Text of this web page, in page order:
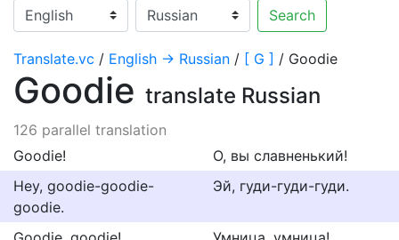
Search
Translate.vc / English → Russian / [ G ] / Goodie
Goodie translate Russian
126 parallel translation
Goodie!
О, вы славненький!
Hey, goodie-goodie-
goodie.
Эй, гуди-гуди-гуди.